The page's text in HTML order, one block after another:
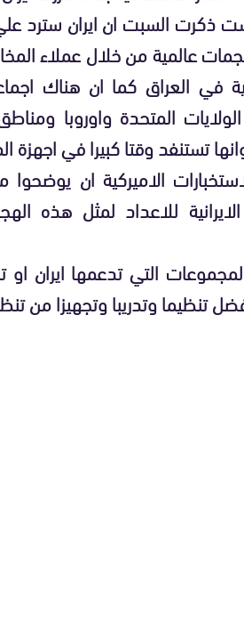
السبت ان ايران سترد علي
عالمية من خلال عملاء
في العراق كما ان هناك
المتحدة واوروبا
تستنفد وقتا كبيرا في اجهزة
الاميركية ان يوضحوا
للاعداد لمثل هذه
التي تدعمها ايران
تنظيما وتدريبا وتجهيزا من